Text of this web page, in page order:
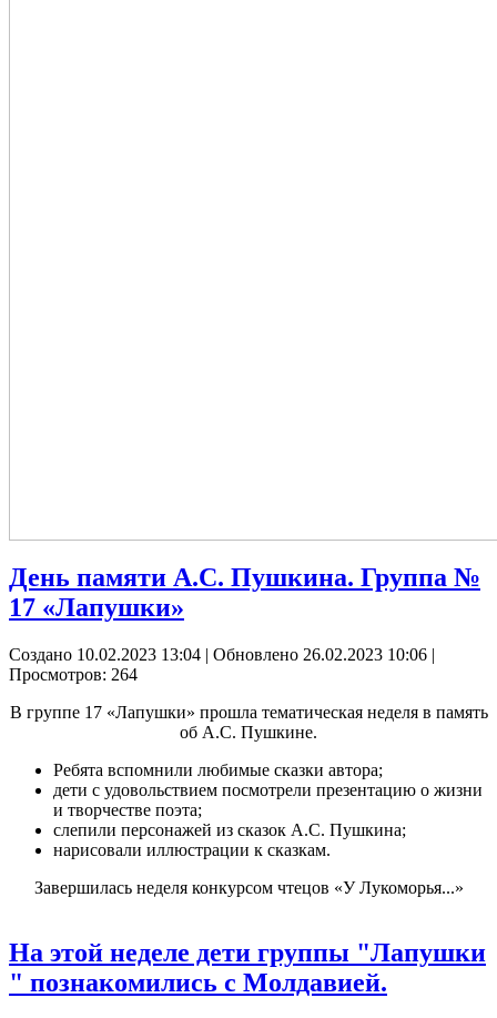
День памяти А.С. Пушкина. Группа №
17 «Лапушки»
Создано 10.02.2023 13:04 | Обновлено 26.02.2023 10:06 |
Просмотров: 264
В группе 17 «Лапушки» прошла тематическая неделя в память
об А.С. Пушкине.
Ребята вспомнили любимые сказки автора;
дети с удовольствием посмотрели презентацию о жизни
и творчестве поэта;
слепили персонажей из сказок А.С. Пушкина;
нарисовали иллюстрации к сказкам.
Завершилась неделя конкурсом чтецов «У Лукоморья...»
На этой неделе дети группы "Лапушки
" познакомились с Молдавией.